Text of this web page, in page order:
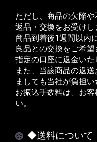
ただし、商品の欠陥
返品・交換をお受けし
商品到着後1週間以内
良品との交換をご希
指定の口座に返金いた
また、当該商品の返
ましても当社が負担い
お振込手数料は、お
い。
◆送料について